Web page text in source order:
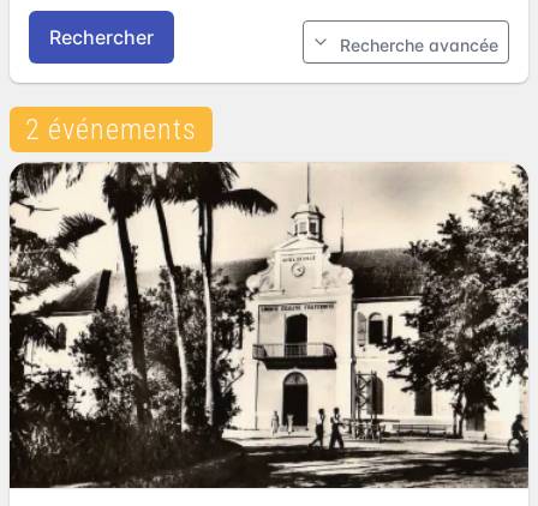
Rechercher Recherche avancée
2 événements